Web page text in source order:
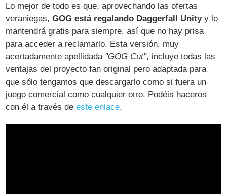
Lo mejor de todo es que, aprovechando las ofertas
veraniegas,GOG está regalando Daggerfall Unityy lo
mantendrá gratis para siempre, así que no hay prisa
para acceder a reclamarlo. Esta versión, muy
acertadamente apellidada "GOG Cut", incluye todas las
ventajas del proyecto fan original pero adaptada para
que sólo tengamos que descargarlo como si fuera un
juego comercial como cualquier otro. Podéis haceros
con él a través deeste enlace.